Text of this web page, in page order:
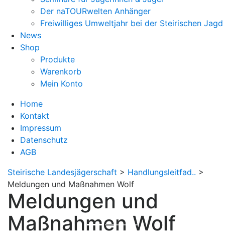
Der naTOURwelten Anhänger
Freiwilliges Umweltjahr bei der Steirischen Jagd
News
Shop
Produkte
Warenkorb
Mein Konto
Home
Kontakt
Impressum
Datenschutz
AGB
Steirische Landesjägerschaft > Handlungsleitfad.. >
Meldungen und Maßnahmen Wolf
Meldungen und
Maßnahmen Wolf